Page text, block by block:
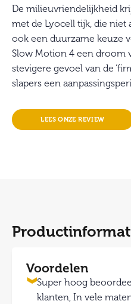
De milieuvriendelijkheid
met de Lyocell tijk, die niet
ook een duurzame keuze
Slow Motion 4 een droom
stevigere gevoel van de
slapers een
LEES ONZE REVIEW
Voordelen
Super hoog
klanten, In vele